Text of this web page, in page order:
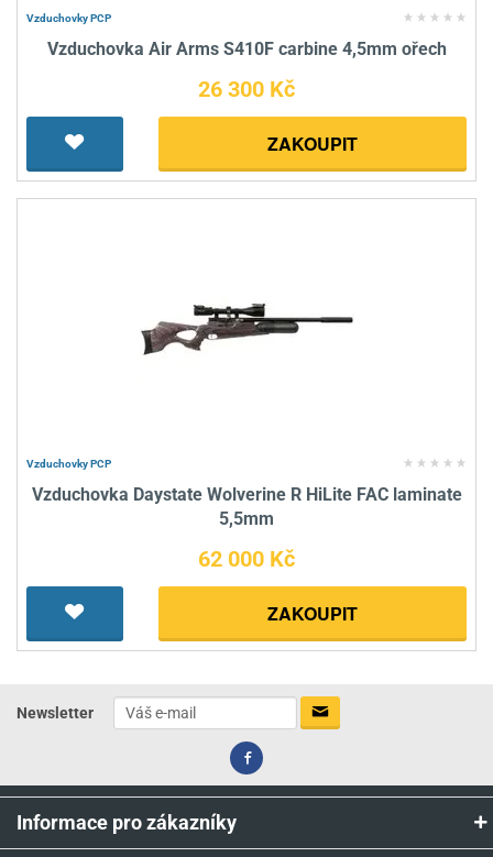
Vzduchovky PCP
Vzduchovka Air Arms S410F carbine 4,5mm ořech
26 300 Kč
ZAKOUPIT
Vzduchovky PCP
Vzduchovka Daystate Wolverine R HiLite FAC laminate
5,5mm
62 000 Kč
ZAKOUPIT
Newsletter
Informace pro zákazníky